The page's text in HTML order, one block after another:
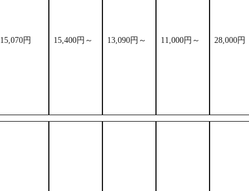
15,070円 15,400円～ 13,090円～ 11,000円～ 28,000円